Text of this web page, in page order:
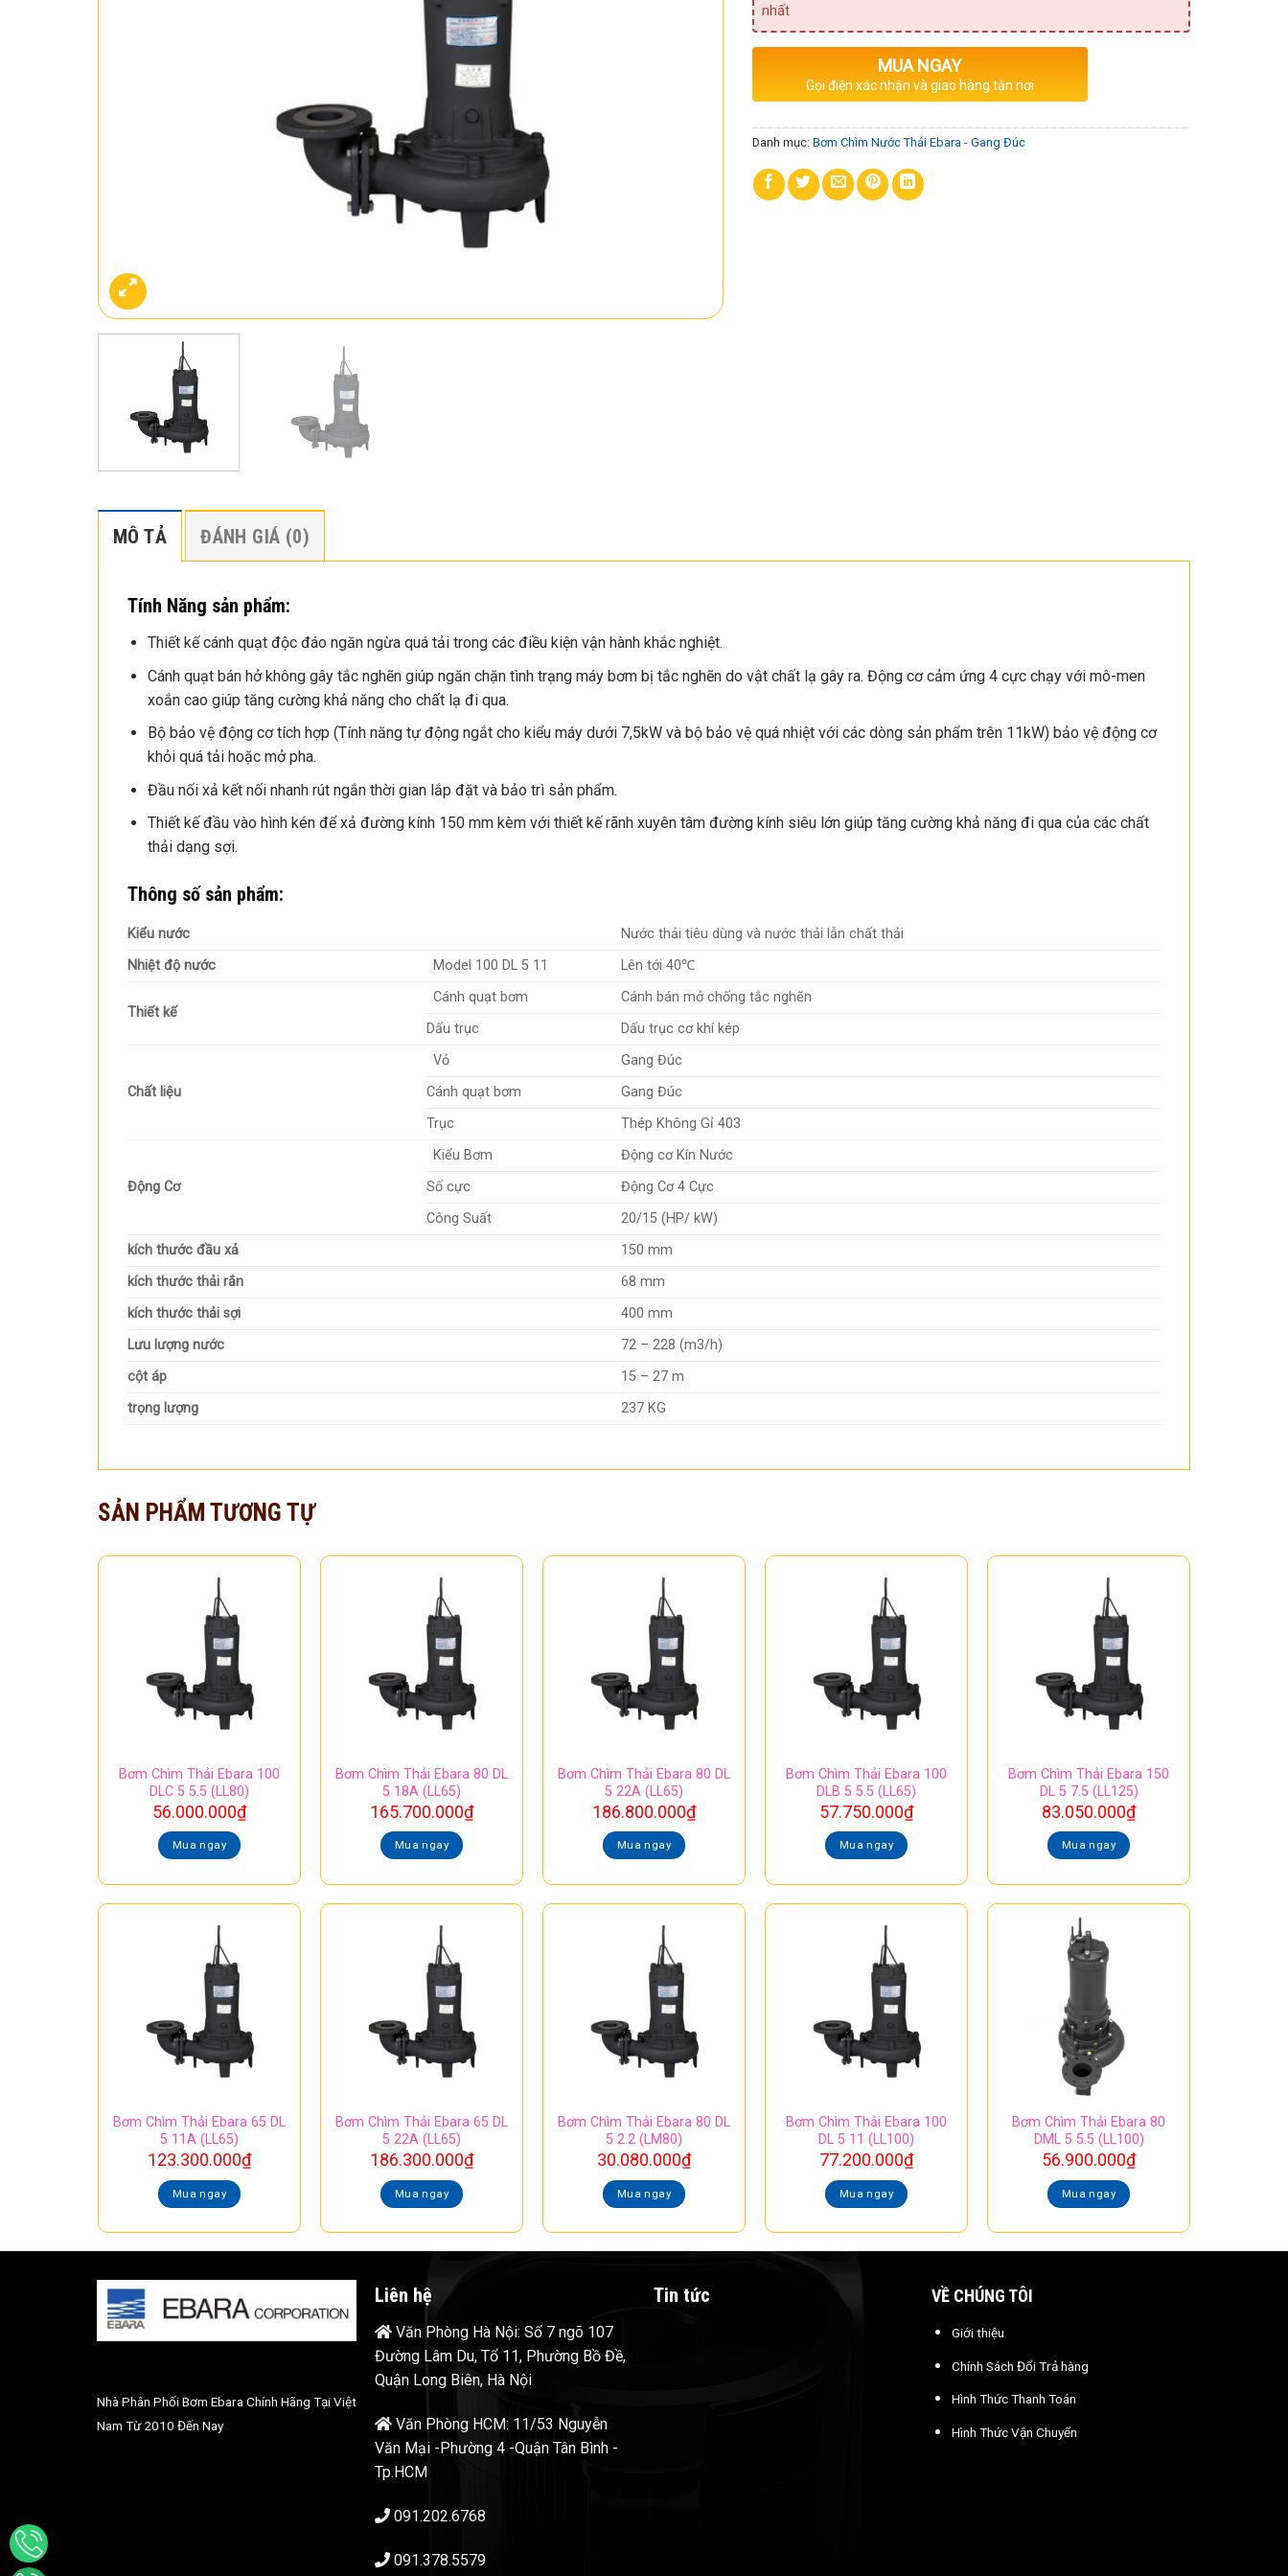
nhất
MUA NGAY
Gọi điện xác nhận và giao hàng tận nơi
Danh mục: Bơm Chìm Nước Thải Ebara - Gang Đúc
MÔ TẢ ĐÁNH GIÁ (0)
Tính Năng sản phẩm:
Thiết kế cánh quạt độc đáo ngăn ngừa quá tải trong các điều kiện vận hành khắc nghiệt.
Cánh quạt bán hở không gây tắc nghẽn giúp ngăn chặn tình trạng máy bơm bị tắc nghẽn do vật chất lạ gây ra. Động cơ cảm ứng 4 cực chạy với mô-men
xoắn cao giúp tăng cường khả năng cho chất lạ đi qua.
Bộ bảo vệ động cơ tích hợp (Tính năng tự động ngắt cho kiểu máy dưới 7,5kW và bộ bảo vệ quá nhiệt với các dòng sản phẩm trên 11kW) bảo vệ động cơ
khỏi quá tải hoặc mở pha.
Đầu nối xả kết nối nhanh rút ngắn thời gian lắp đặt và bảo trì sản phẩm.
Thiết kế đầu vào hình kén để xả đường kính 150 mm kèm với thiết kế rãnh xuyên tâm đường kính siêu lớn giúp tăng cường khả năng đi qua của các chất
thải dạng sợi.
Thông số sản phẩm:
Kiểu nước
Nước thải tiêu dùng và nước thải lẫn chất thải
Nhiệt độ nước
Model 100 DL 5 11 Lên tới 40℃
Thiết kế
Cánh quạt bơm
Cánh bán mở chống tắc nghẽn
Dấu trục
Dấu trục cơ khí kép
Chất liệu
Vỏ
Gang Đúc
Cánh quạt bơm
Gang Đúc
Trục
Thép Không Gỉ 403
Động Cơ
Kiểu Bơm
Động cơ Kín Nước
Số cực
Động Cơ 4 Cực
Công Suất
20/15 (HP/ kW)
kích thước đầu xả
150 mm
kích thước thải rắn
68 mm
kích thước thải sợi
400 mm
Lưu lượng nước
72 – 228 (m3/h)
cột áp
15 – 27 m
trọng lượng
237 KG
SẢN PHẨM TƯƠNG TỰ
Bơm Chìm Thải Ebara 100
DLC 5 5.5 (LL80)
56.000.000₫
Mua ngay
Bơm Chìm Thải Ebara 80 DL
5 18A (LL65)
165.700.000₫
Mua ngay
Bơm Chìm Thải Ebara 80 DL
5 22A (LL65)
186.800.000₫
Mua ngay
Bơm Chìm Thải Ebara 100
DLB 5 5.5 (LL65)
57.750.000₫
Mua ngay
Bơm Chìm Thải Ebara 150
DL 5 7.5 (LL125)
83.050.000₫
Mua ngay
Bơm Chìm Thải Ebara 65 DL
5 11A (LL65)
123.300.000₫
Mua ngay
Bơm Chìm Thải Ebara 65 DL
5 22A (LL65)
186.300.000₫
Mua ngay
Bơm Chìm Thải Ebara 80 DL
5 2.2 (LM80)
30.080.000₫
Mua ngay
Bơm Chìm Thải Ebara 100
DL 5 11 (LL100)
77.200.000₫
Mua ngay
Bơm Chìm Thải Ebara 80
DML 5 5.5 (LL100)
56.900.000₫
Mua ngay
Nhà Phân Phối Bơm Ebara Chính Hãng Tại Việt
Nam Từ 2010 Đến Nay
Liên hệ
Văn Phòng Hà Nội: Số 7 ngõ 107
Đường Lâm Du, Tổ 11, Phường Bồ Đề,
Quận Long Biên, Hà Nội
Văn Phòng HCM: 11/53 Nguyễn
Văn Mại -Phường 4 -Quận Tân Bình -
Tp.HCM
091.202.6768
091.378.5579
Tin tức VỀ CHÚNG TÔI
Giới thiệu
Chính Sách Đổi Trả hàng
Hình Thức Thanh Toán
Hình Thức Vận Chuyển